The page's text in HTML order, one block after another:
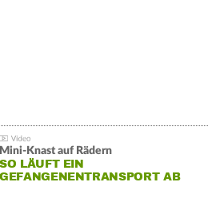
Mini-Knast auf Rädern
SO LÄUFT EIN
GEFANGENENTRANSPORT AB